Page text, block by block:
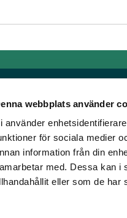
webbplats använder
använder
för sociala medier
information från din
med. Dessa kan i
eller som de har
Media
varumärken för dig som
Travronden grundades, har